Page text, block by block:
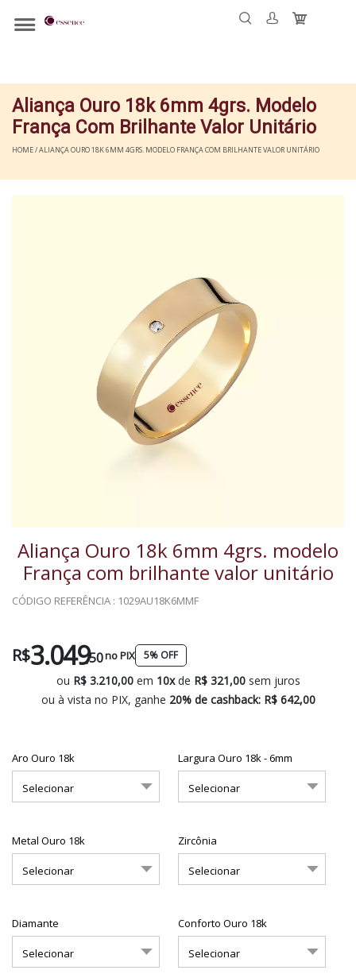
Aliança Ouro 18k 6mm 4grs. Modelo
França Com Brilhante Valor Unitário
HOME / ALIANÇA OURO 18K 6MM 4GRS. MODELO FRANÇA COM BRILHANTE VALOR UNITÁRIO
Aliança Ouro 18k 6mm 4grs. modelo
França com brilhante valor unitário
CÓDIGO REFERÊNCIA : 1029AU18K6MMF
R$3.049,50no PIX 5% OFF
ou R$ 3.210,00em 10xde R$ 321,00sem juros
ou à vista no PIX, ganhe 20% de cashback: R$ 642,00
Aro Ouro 18k Largura Ouro 18k - 6mm
Metal Ouro 18k Zircônia
Diamante Conforto Ouro 18k